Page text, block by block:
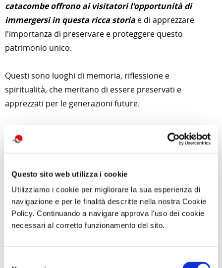
Questo sito web utilizza i cookie
Utilizziamo i cookie per migliorare la sua esperienza di
navigazione e per le finalità descritte nella nostra Cookie
Policy. Continuando a navigare approva l'uso dei cookie
necessari al corretto funzionamento del sito.
catacombe offrono ai visitatori l'opportunità di
immergersi in questa ricca storia e di apprezzare
l'importanza di preservare e proteggere questo
patrimonio unico.
Questi sono luoghi di memoria, riflessione e
spiritualità, che meritano di essere preservati e
apprezzati per le generazioni future.
clicca qui
di Redazione Cralt Magazine
attività correlate: